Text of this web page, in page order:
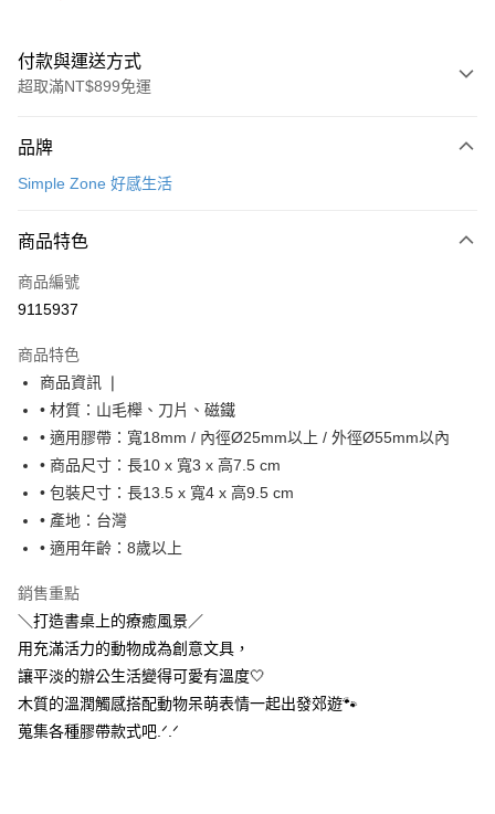
付款與運送方式
超取滿NT$899免運
信用卡一次付款
Apple Pay
街口支付
Google Pay
全盈+PAY
大哥付你分期
相關說明
【大哥付你分期使用說明】
1.本服務由台灣大哥大提供，台灣大哥大用戶可立即使用無須另外申請。
2.付款方式選擇「大哥付你分期」，訂單成立後會自動跳轉到大哥付的交易
流程，驗證手機門號後，選擇欲分期的期數、繳款截止日，確認付款後即完
3.實際核准額度、可分期數及費用金額請依後續交易確認頁面所載為準。
4.訂單成立30分鐘內，如未前往確認交易或遇審核未通過，訂單將自動取
消。如遇「轉專審核」未通過狀況，表示未達大哥付你分期系統評分，恕無
法說明評估內容。
【繳款方式說明】
1.分期款項不併入電信帳單，「大哥付你分期」於每月結算日後寄送繳費提
2.透過簡訊連結打開帳單後，可選擇「超商條碼／台灣大直營門市／銀行轉
AFTEE先享後付
相關說明
AFTEE先享後付是「在收到商品之後才付款」的支付方式。 讓您購物簡單
１．簡單：不需註冊會員、不需綁卡、不需儲值。
２．便利：只要手機號碼，簡訊認證，即可結帳。
３．安心：先確認商品／服務後，再付款。
【「AFTEE先享後付」結帳流程】
１．於結帳方式選擇「AFTEE先享後付」後，將跳轉至「AFTEE先享後付」
ATM付款
運送方式
付款後全家取貨
每筆NT$70，滿NT$899(含以上)免運費
付款後7-11取貨
品牌
Simple Zone 好感生活
商品特色
商品編號
9115937
商品特色
商品資訊 ❘
• 材質：山毛櫸、刀片、磁鐵
• 適用膠帶：寬18mm / 內徑Ø25mm以上 / 外徑Ø55mm以內
• 商品尺寸：長10 x 寬3 x 高7.5 cm
• 包裝尺寸：長13.5 x 寬4 x 高9.5 cm
• 產地：台灣
• 適用年齡：8歲以上
銷售重點
＼打造書桌上的療癒風景‪／
用充滿活力的動物成為創意文具，
讓平淡的辦公生活變得可愛有溫度🤍
木質的溫潤觸感搭配動物呆萌表情一起出發郊遊🐾
蒐集各種膠帶款式吧‪.ᐟ‪.ᐟ‪